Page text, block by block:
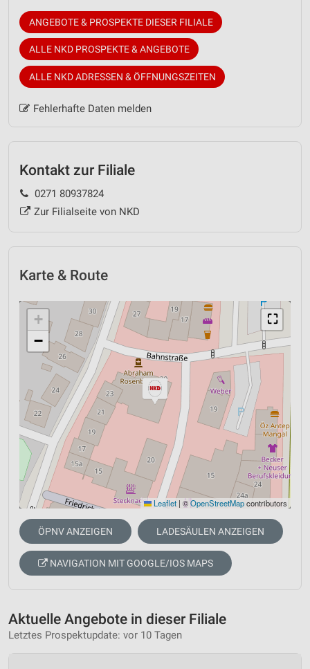
ANGEBOTE & PROSPEKTE DIESER FILIALE
ALLE NKD PROSPEKTE & ANGEBOTE
ALLE NKD ADRESSEN & ÖFFNUNGSZEITEN
Fehlerhafte Daten melden
Kontakt zur Filiale
0271 80937824
Zur Filialseite von NKD
Karte & Route
⛶
+
−
Leaflet | ©OpenStreetMapcontributors
ÖPNV ANZEIGEN LADESÄULEN ANZEIGEN
NAVIGATION MIT GOOGLE/IOS MAPS
Aktuelle Angebote in dieser Filiale
Letztes Prospektupdate: vor 10 Tagen